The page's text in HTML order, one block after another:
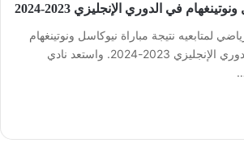
في الدوري الإنجليزي 2023-2024
لمتابعيه نتيجة مباراة نيوكاسل ونوتينغهام
ضمن مباريات بطولة الدوري الإنجليزي 2023-2024. واستعد نادي